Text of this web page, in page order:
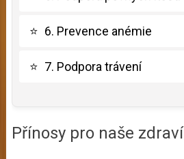
⭐ 6. Prevence anémie
⭐ 7. Podpora trávení
Přínosy pro naše zdraví